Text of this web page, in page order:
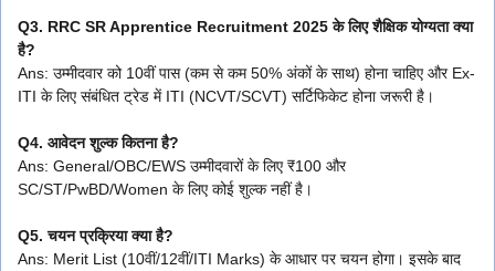
Q3. RRC SR Apprentice Recruitment 2025 के लिए शैक्षिक योग्यता क्या
है?
Ans: उम्मीदवार को 10वीं पास (कम से कम 50% अंकों के साथ) होना चाहिए और Ex-
ITI के लिए संबंधित ट्रेड में ITI (NCVT/SCVT) सर्टिफिकेट होना जरूरी है।
Q4. आवेदन शुल्क कितना है?
Ans: General/OBC/EWS उम्मीदवारों के लिए ₹100 और
SC/ST/PwBD/Women के लिए कोई शुल्क नहीं है।
Q5. चयन प्रक्रिया क्या है?
Ans: Merit List (10वीं/12वीं/ITI Marks) के आधार पर चयन होगा। इसके बाद